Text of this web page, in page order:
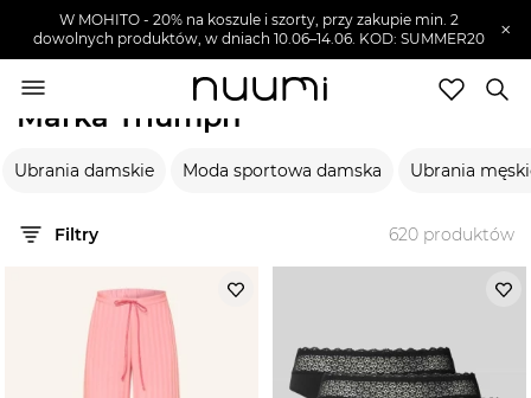
W MOHITO - 20% na koszule i szorty, przy zakupie min. 2
dowolnych produktów, w dniach 10.06–14.06. KOD: SUMMER20
×
Marka Triumph
Ubrania damskie Moda sportowa damska Ubrania
Filtry 620 produktów